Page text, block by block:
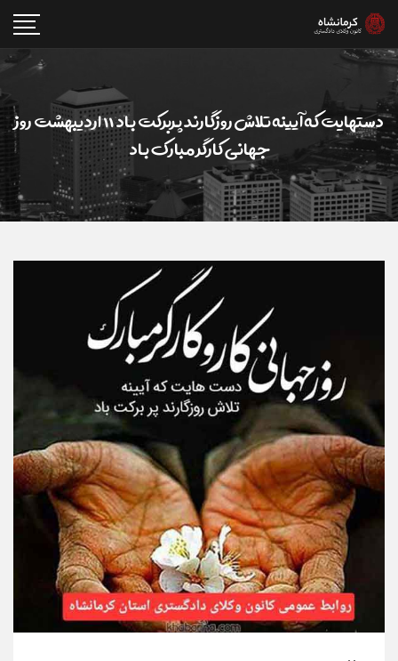
دستهایت که آیینه تلاش روزگارند پربرکت باد ۱۱ اردیبهشت روز
جهانی کارگر مبارک باد